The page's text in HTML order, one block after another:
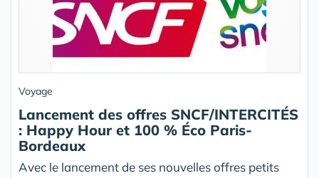
Voyage
Lancement des offres SNCF/INTERCITÉS
: Happy Hour et 100 % Éco Paris-
Bordeaux
Avec le lancement de ses nouvelles offres petits